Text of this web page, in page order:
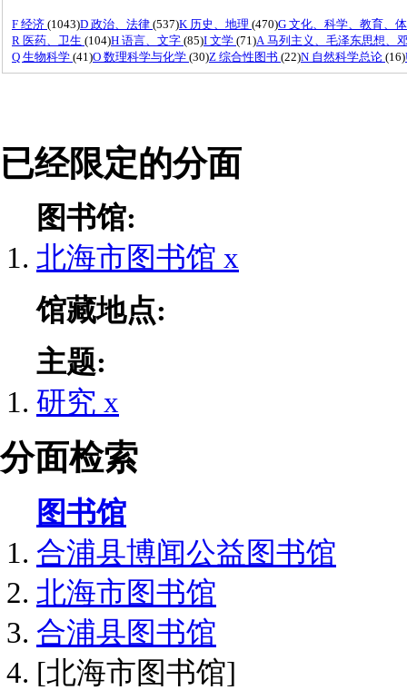
F 经济 (1043)D 政治、法律 (537)K 历史、地理 (470)G 文化、科学、教育、
R 医药、卫生 (104)H 语言、文字 (85)I 文学 (71)A 马列主义、毛泽东思想、
Q 生物科学 (41)O 数理科学与化学 (30)Z 综合性图书 (22)N 自然科学总论 (16)
已经限定的分面
图书馆:
北海市图书馆 x
馆藏地点:
主题:
研究 x
分面检索
图书馆
合浦县博闻公益图书馆
北海市图书馆
合浦县图书馆
[北海市图书馆]